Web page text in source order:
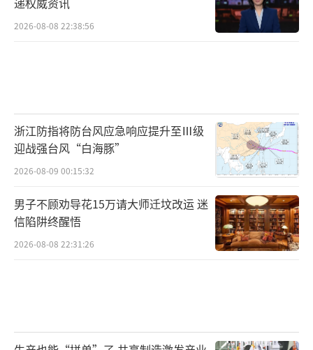
2026-08-08 22:38:56
浙江防指将防台风应急响应提升至Ⅲ级
迎战强台风“白海豚”
2026-08-09 00:15:32
男子不顾劝导花15万请大师迁坟改运 迷
信陷阱终醒悟
2026-08-08 22:31:26